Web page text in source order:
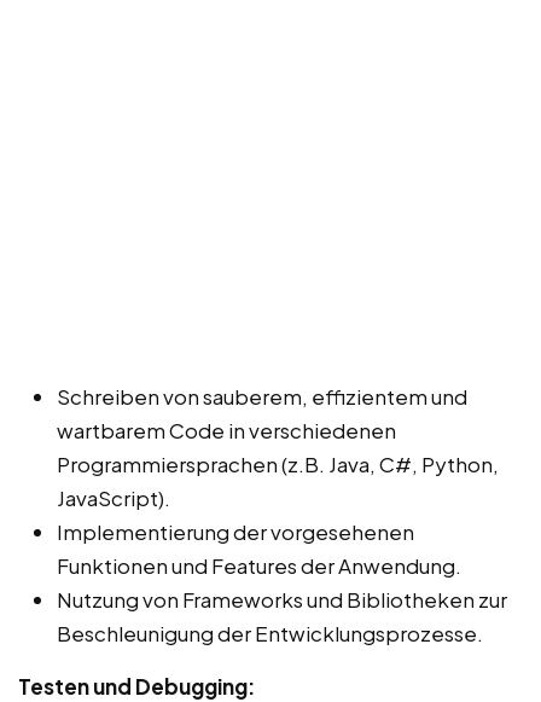
Schreiben von sauberem, effizientem und
wartbarem Code in verschiedenen
Programmiersprachen (z.B. Java, C#, Python,
JavaScript).
Implementierung der vorgesehenen
Funktionen und Features der Anwendung.
Nutzung von Frameworks und Bibliotheken zur
Beschleunigung der Entwicklungsprozesse.
Testen und Debugging: